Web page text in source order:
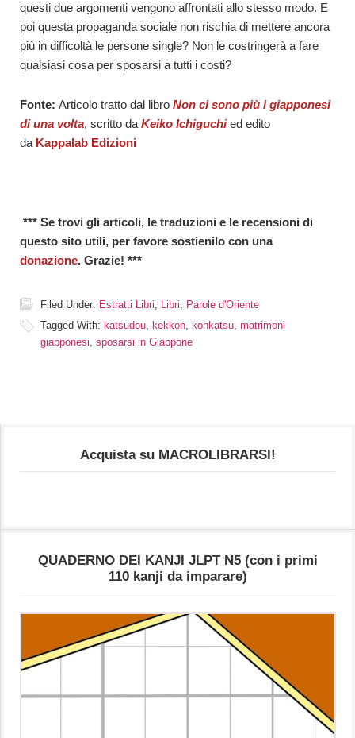
questi due argomenti vengono affrontati allo stesso modo. E
poi questa propaganda sociale non rischia di mettere ancora
più in difficoltà le persone single? Non le costringerà a fare
qualsiasi cosa per sposarsi a tutti i costi?
Fonte: Articolo tratto dal libro Non ci sono più i giapponesi
di una volta, scritto da Keiko Ichiguchied edito
da Kappalab Edizioni
*** Se trovi gli articoli, le traduzioni e le recensioni di
questo sito utili, per favore sostienilo con una
donazione. Grazie! ***
Filed Under: Estratti Libri, Libri, Parole d'Oriente
Tagged With: katsudou, kekkon, konkatsu, matrimoni
giapponesi, sposarsi in Giappone
Acquista su MACROLIBRARSI!
QUADERNO DEI KANJI JLPT N5 (con i primi
110 kanji da imparare)